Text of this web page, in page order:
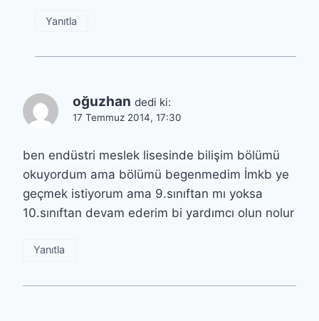
Yanıtla
oğuzhan dedi ki:
17 Temmuz 2014, 17:30
ben endüstri meslek lisesinde bilişim bölümü
okuyordum ama bölümü begenmedim İmkb ye
geçmek istiyorum ama 9.sınıftan mı yoksa
10.sınıftan devam ederim bi yardımcı olun nolur
Yanıtla